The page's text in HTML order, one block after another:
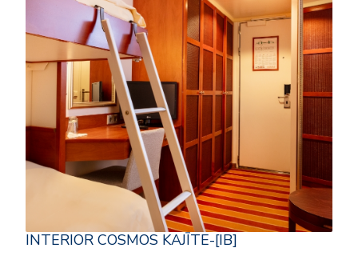
INTERIOR COSMOS KAJĪTE-[IB]